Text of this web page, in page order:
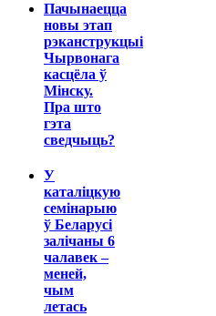
Пачынаецца
новы этап
рэканструкцыі
Чырвонага
касцёла ў
Мінску.
Пра што
гэта
сведчыць?
У
каталіцкую
семінарыю
ў Беларусі
залічаны 6
чалавек –
меней,
чым
летась